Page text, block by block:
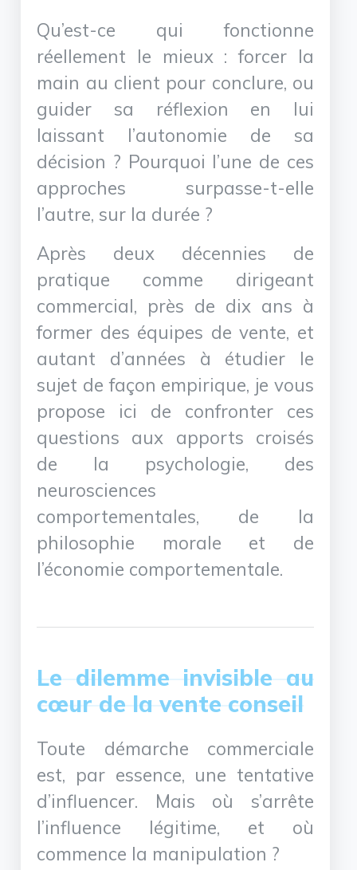
Qu’est-ce qui fonctionne
réellement le mieux : forcer la
main au client pour conclure, ou
guider sa réflexion en lui
laissant l’autonomie de sa
décision ? Pourquoi l’une de ces
approches surpasse-t-elle
l’autre, sur la durée ?
Après deux décennies de
pratique comme dirigeant
commercial, près de dix ans à
former des équipes de vente, et
autant d’années à étudier le
sujet de façon empirique, je vous
propose ici de confronter ces
questions aux apports croisés
de la psychologie, des
neurosciences
comportementales, de la
philosophie morale et de
l’économie comportementale.
Le dilemme invisible au
cœur de la vente conseil
Toute démarche commerciale
est, par essence, une tentative
d’influencer. Mais où s’arrête
l’influence légitime, et où
commence la manipulation ?